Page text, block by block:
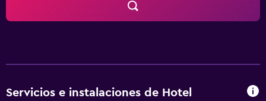
Servicios e instalaciones de Hotel